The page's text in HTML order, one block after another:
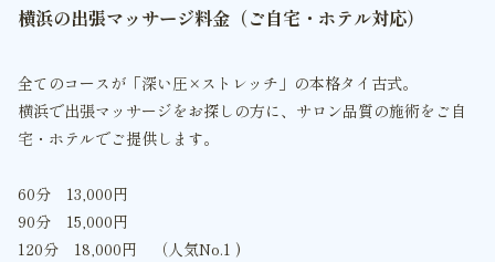
横浜の出張マッサージ料金（ご自宅・ホテル対応）
全てのコースが「深い圧×ストレッチ」の本格タイ古式。
横浜で出張マッサージをお探しの方に、サロン品質の施術をご自
宅・ホテルでご提供します。
60分 13,000円
90分 15,000円
120分 18,000円 （人気No.1 )